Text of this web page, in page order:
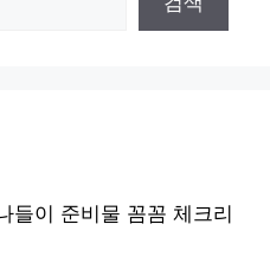
들이 준비물 꼼꼼 체크리